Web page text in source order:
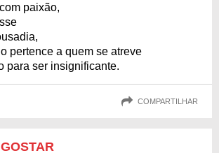
paixão,
pertence a quem se atreve
para ser insignificante.
COMPARTILHAR